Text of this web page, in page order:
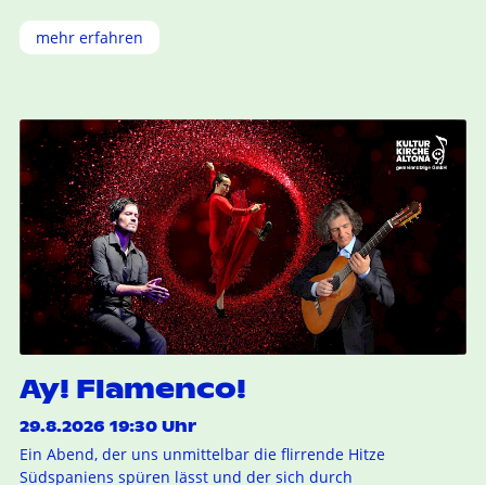
mehr erfahren
Ay! Flamenco!
29.8.2026 19:30 Uhr
Ein Abend, der uns unmittelbar die flirrende Hitze
Südspaniens spüren lässt und der sich durch